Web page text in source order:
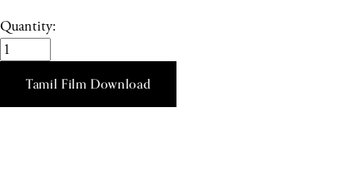
Quantity:
Tamil Film Download